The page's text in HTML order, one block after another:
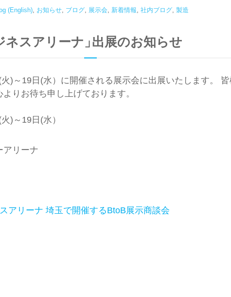
(English), お知らせ, ブログ, 展示会, 新着情報, 社内ブログ, 製造
ネスアリーナ 」出展のお知らせ
)～19日(水）に開催される展示会に出展いたします。
りお待ち申し上げております。
)～19日(水）
アリーナ
アリーナ 埼玉で開催するBtoB展示商談会